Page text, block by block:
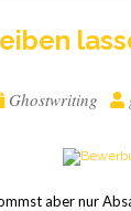
Ghostwriting
aber nur